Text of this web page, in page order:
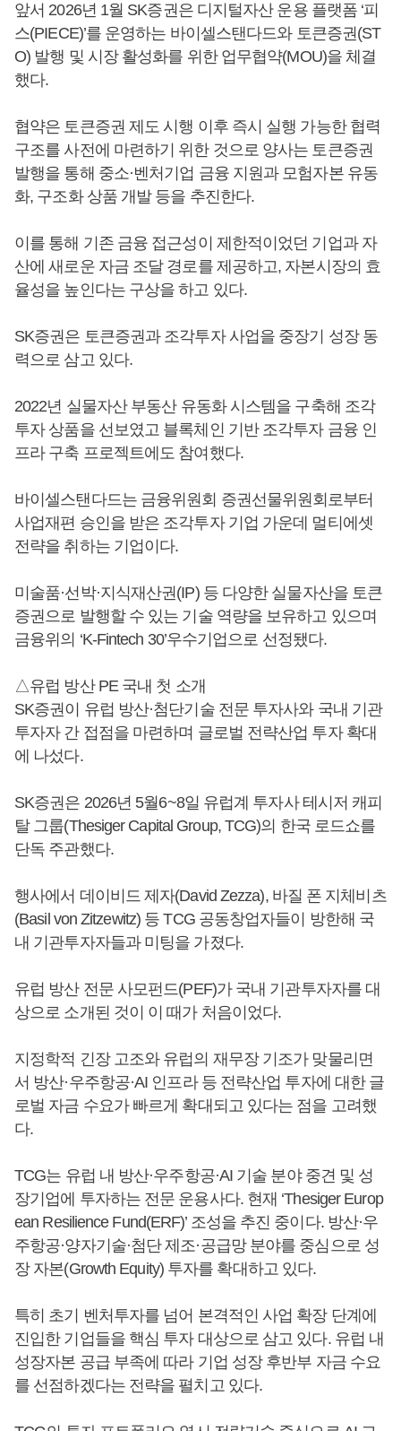
앞서 2026년 1월 SK증권은 디지털자산 운용 플랫폼 ‘피
스(PIECE)’를 운영하는 바이셀스탠다드와 토큰증권(ST
O) 발행 및 시장 활성화를 위한 업무협약(MOU)을 체결
했다.
협약은 토큰증권 제도 시행 이후 즉시 실행 가능한 협력
구조를 사전에 마련하기 위한 것으로 양사는 토큰증권
발행을 통해 중소·벤처기업 금융 지원과 모험자본 유동
화, 구조화 상품 개발 등을 추진한다.
이를 통해 기존 금융 접근성이 제한적이었던 기업과 자
산에 새로운 자금 조달 경로를 제공하고, 자본시장의 효
율성을 높인다는 구상을 하고 있다.
SK증권은 토큰증권과 조각투자 사업을 중장기 성장 동
력으로 삼고 있다.
2022년 실물자산 부동산 유동화 시스템을 구축해 조각
투자 상품을 선보였고 블록체인 기반 조각투자 금융 인
프라 구축 프로젝트에도 참여했다.
바이셀스탠다드는 금융위원회 증권선물위원회로부터
사업재편 승인을 받은 조각투자 기업 가운데 멀티에셋
전략을 취하는 기업이다.
미술품·선박·지식재산권(IP) 등 다양한 실물자산을 토큰
증권으로 발행할 수 있는 기술 역량을 보유하고 있으며
금융위의 ‘K-Fintech 30’우수기업으로 선정됐다.
△유럽 방산 PE 국내 첫 소개
SK증권이 유럽 방산·첨단기술 전문 투자사와 국내 기관
투자자 간 접점을 마련하며 글로벌 전략산업 투자 확대
에 나섰다.
SK증권은 2026년 5월6~8일 유럽계 투자사 테시저 캐피
탈 그룹(Thesiger Capital Group, TCG)의 한국 로드쇼를
단독 주관했다.
행사에서 데이비드 제자(David Zezza), 바질 폰 지체비츠
(Basil von Zitzewitz) 등 TCG 공동창업자들이 방한해 국
내 기관투자자들과 미팅을 가졌다.
유럽 방산 전문 사모펀드(PEF)가 국내 기관투자자를 대
상으로 소개된 것이 이 때가 처음이었다.
지정학적 긴장 고조와 유럽의 재무장 기조가 맞물리면
서 방산·우주항공·AI 인프라 등 전략산업 투자에 대한 글
로벌 자금 수요가 빠르게 확대되고 있다는 점을 고려했
다.
TCG는 유럽 내 방산·우주항공·AI 기술 분야 중견 및 성
장기업에 투자하는 전문 운용사다. 현재 ‘Thesiger Europ
ean Resilience Fund(ERF)’ 조성을 추진 중이다. 방산·우
주항공·양자기술·첨단 제조·공급망 분야를 중심으로 성
장 자본(Growth Equity) 투자를 확대하고 있다.
특히 초기 벤처투자를 넘어 본격적인 사업 확장 단계에
진입한 기업들을 핵심 투자 대상으로 삼고 있다. 유럽 내
성장자본 공급 부족에 따라 기업 성장 후반부 자금 수요
를 선점하겠다는 전략을 펼치고 있다.